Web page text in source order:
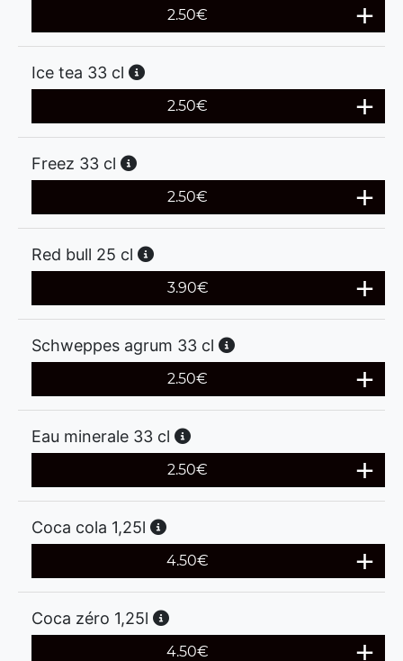
2.50€
Ice tea 33 cl
2.50€
Freez 33 cl
2.50€
Red bull 25 cl
3.90€
Schweppes agrum 33 cl
2.50€
Eau minerale 33 cl
2.50€
Coca cola 1,25l
4.50€
Coca zéro 1,25l
4.50€